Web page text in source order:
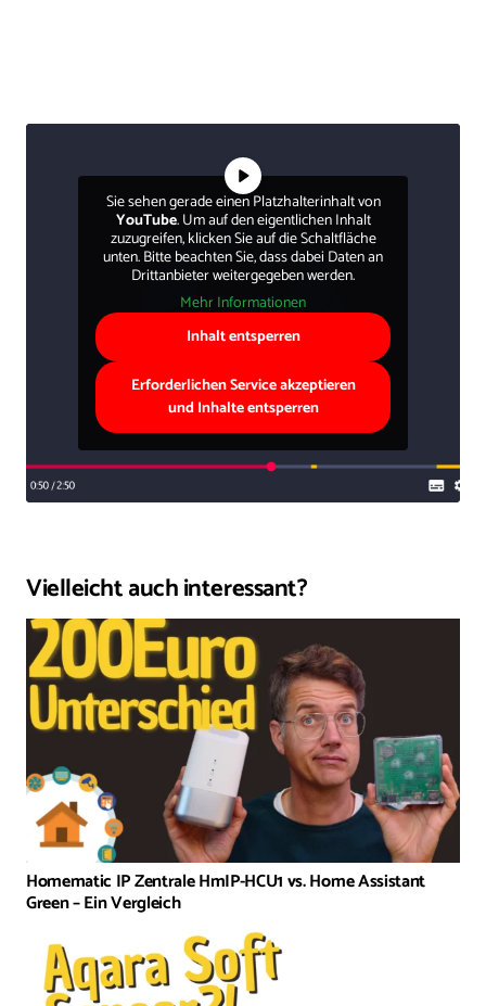
Sie sehen gerade einen Platzhalterinhalt von
YouTube. Um auf den eigentlichen Inhalt
zuzugreifen, klicken Sie auf die Schaltfläche
unten. Bitte beachten Sie, dass dabei Daten an
Drittanbieter weitergegeben werden.
Mehr Informationen
Inhalt entsperren
Erforderlichen Service akzeptieren
und Inhalte entsperren
Vielleicht auch interessant?
Homematic IP Zentrale HmIP-HCU1 vs. Home Assistant
Green – Ein Vergleich